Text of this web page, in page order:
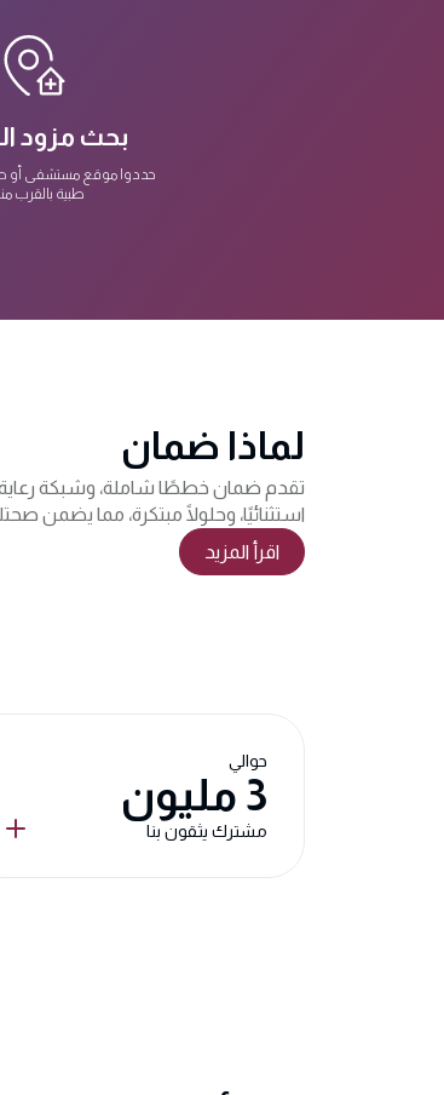
بحث مزود
حددوا موقع مستشفى أو
طبية بالقرب
لماذا ضمان
تقدم ضمان خططًا شاملة، وشبكة
استثنائيًا، وحلولًا مبتكرة، مما يضمن
اقرأ المزيد
حوالي
3 مليون
مشترك يثقون بنا